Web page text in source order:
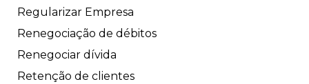
Regularizar Empresa
Renegociação de débitos
Renegociar dívida
Retenção de clientes